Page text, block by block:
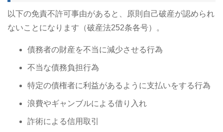
以下の免責不許可事由があると、原則自己破産が認められ
ないことになります（破産法252条各号）。
債務者の財産を不当に減少させる行為
不当な債務負担行為
特定の債権者に利益があるように支払いをする行為
浪費やギャンブルによる借り入れ
詐術による信用取引